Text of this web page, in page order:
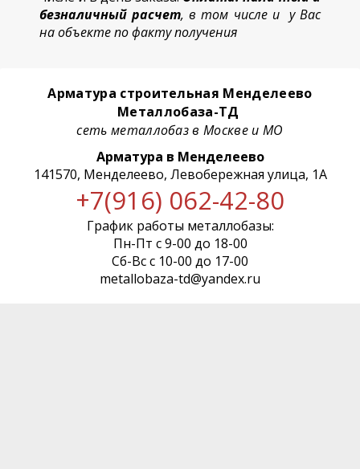
безналичный расчет, в том числе и у Вас
на объекте по факту получения
Арматура строительная Менделеево
Металлобаза-ТД
сеть металлобаз в Москве и МО
Арматура в Менделеево
141570, Менделеево, Левобережная улица, 1А
+7(916) 062-42-80
График работы металлобазы:
Пн-Пт с 9-00 до 18-00
Сб-Вс с 10-00 до 17-00
metallobaza-td@yandex.ru